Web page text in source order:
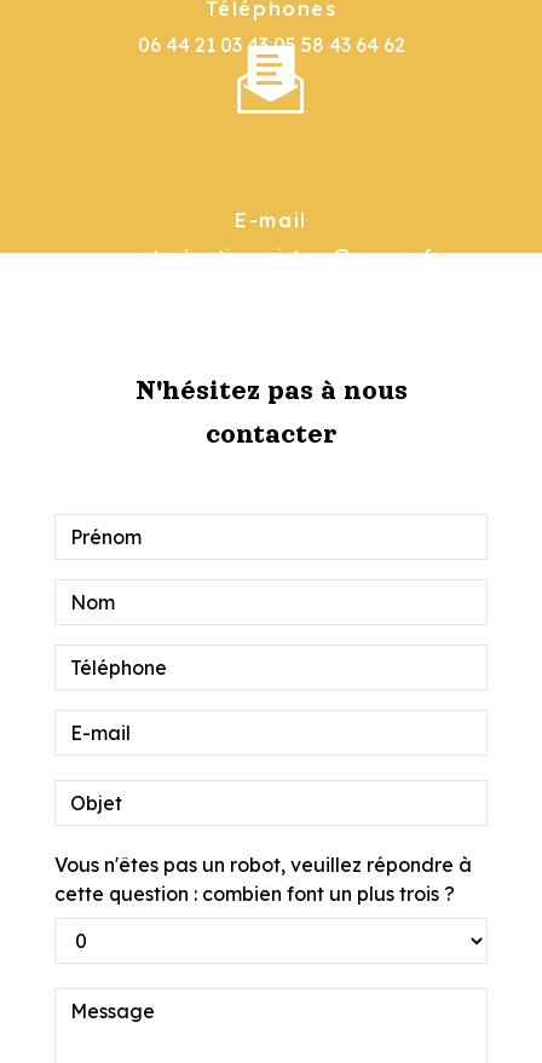
Téléphones
06 44 21 03 43 05 58 43 64 62
E-mail
garat.sebastienpeinture@orange.fr
N'hésitez pas à nous
contacter
Vous n'êtes pas un robot, veuillez répondre à
cette question : combien font un plus trois ?